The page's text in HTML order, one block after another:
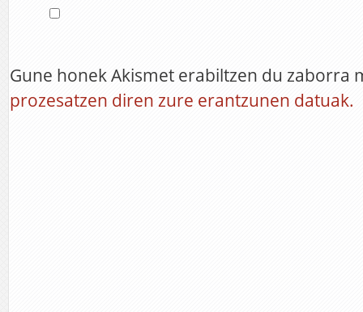
Gune honek Akismet erabiltzen du zaborra
prozesatzen diren zure erantzunen datuak.